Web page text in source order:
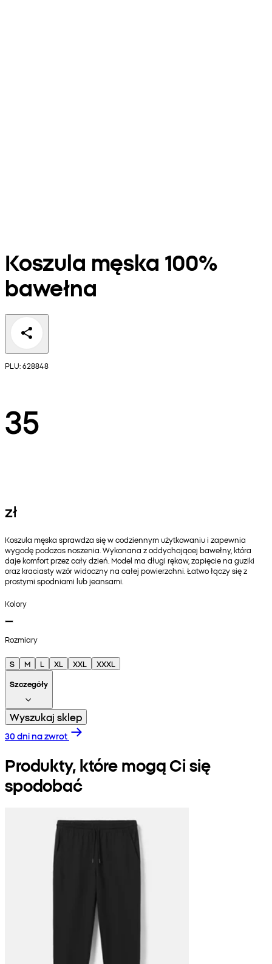
Koszula męska 100%
bawełna
PLU: 628848
35
zł
Koszula męska sprawdza się w codziennym użytkowaniu i zapewnia
wygodę podczas noszenia. Wykonana z oddychającej bawełny, która
daje komfort przez cały dzień. Model ma długi rękaw, zapięcie na guziki
oraz kraciasty wzór widoczny na całej powierzchni. Łatwo łączy się z
prostymi spodniami lub jeansami.
Kolory
Rozmiary
S M L XL XXL
XXXL
Szczegóły
Wyszukaj sklep
30 dni na zwrot
Produkty, które mogą Ci się
spodobać